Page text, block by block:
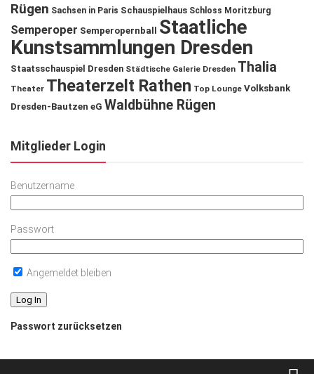
Rügen Sachsen in Paris Schauspielhaus Schloss Moritzburg
Semperoper Semperopernball
Staatliche
Kunstsammlungen Dresden
Staatsschauspiel Dresden Städtische Galerie Dresden Thalia
Theater Theaterzelt Rathen Top Lounge Volksbank
Dresden-Bautzen eG Waldbühne Rügen
Mitglieder Login
Benutzername
Passwort
Angemeldet bleiben
Passwort zurücksetzen